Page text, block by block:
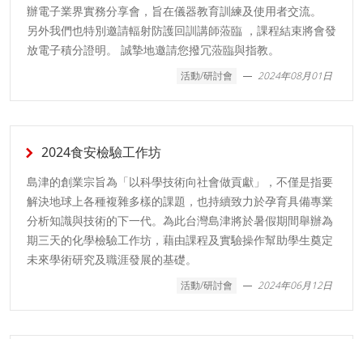
辦電子業界實務分享會，旨在儀器教育訓練及使用者交流。
另外我們也特別邀請輻射防護回訓講師蒞臨 ，課程結束將會發
放電子積分證明。 誠摯地邀請您撥冗蒞臨與指教。
活動/研討會 2024年08月01日
2024食安檢驗工作坊
島津的創業宗旨為「以科學技術向社會做貢獻」，不僅是指要
解決地球上各種複雜多樣的課題，也持續致力於孕育具備專業
分析知識與技術的下一代。為此台灣島津將於暑假期間舉辦為
期三天的化學檢驗工作坊，藉由課程及實驗操作幫助學生奠定
未來學術研究及職涯發展的基礎。
活動/研討會 2024年06月12日